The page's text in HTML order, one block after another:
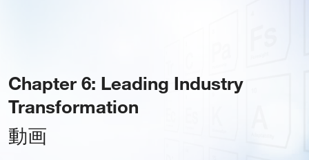
Chapter 6: Leading Industry
Transformation
動画